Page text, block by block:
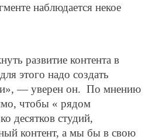
наблюдается некое
развитие контента в
этого надо создать
— уверен он. По мнению
чтобы « рядом
десятков студий,
контент, а мы бы в свою